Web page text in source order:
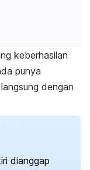
keberhasilan
punya
dengan
dianggap